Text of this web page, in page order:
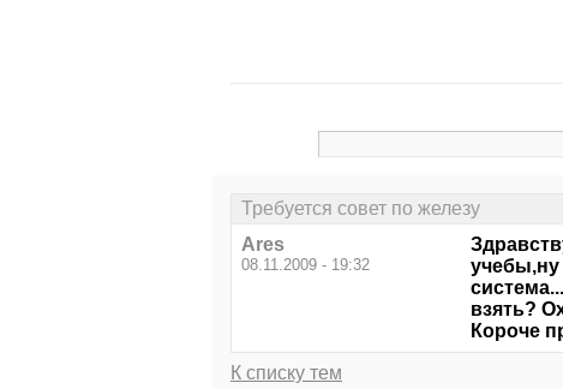
Требуется совет по железу
Arеs
08.11.2009 - 19:32
учебы,ну
взять?
Короче
К списку тем